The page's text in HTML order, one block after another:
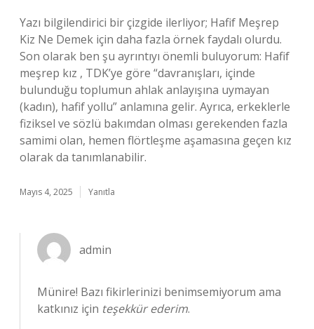
Yazı bilgilendirici bir çizgide ilerliyor; Hafif Meşrep
Kiz Ne Demek için daha fazla örnek faydalı olurdu.
Son olarak ben şu ayrıntıyı önemli buluyorum: Hafif
meşrep kız , TDK’ye göre “davranışları, içinde
bulunduğu toplumun ahlak anlayışına uymayan
(kadın), hafif yollu” anlamına gelir. Ayrıca, erkeklerle
fiziksel ve sözlü bakımdan olması gerekenden fazla
samimi olan, hemen flörtleşme aşamasına geçen kız
olarak da tanımlanabilir.
Mayıs 4, 2025 Yanıtla
admin
Münire! Bazı fikirlerinizi benimsemiyorum ama
katkınız için teşekkür ederim.